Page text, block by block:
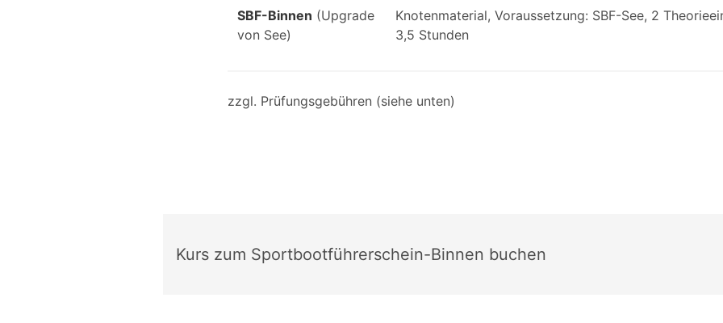
SBF-Binnen (Upgrade
von See)
Knotenmaterial, Voraussetzung: SBF-See, 2
3,5 Stunden
zzgl. Prüfungsgebühren (siehe unten)
Kurs zum Sportbootführerschein-Binnen buchen